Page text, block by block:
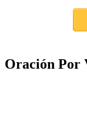
Oración Por